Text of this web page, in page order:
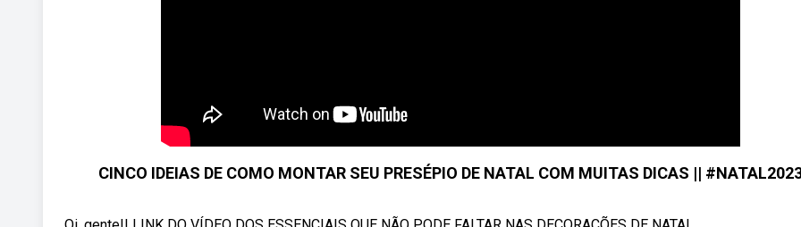
CINCO IDEIAS DE COMO MONTAR SEU PRESÉPIO DE NATAL COM MUITAS DICAS ||